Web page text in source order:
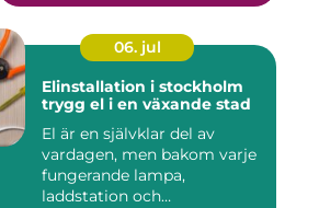
06. jul
Elinstallation i stockholm
trygg el i en växande stad
El är en självklar del av
vardagen, men bakom varje
fungerande lampa,
laddstation och